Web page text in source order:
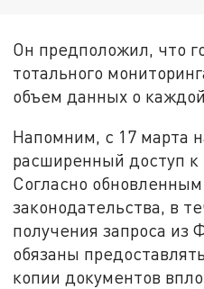
Он предположил, что
тотального
объем данных о
Напомним, с 17 марта
расширенный доступ к
Согласно
законодательства, в
получения запроса из
обязаны
копии документов